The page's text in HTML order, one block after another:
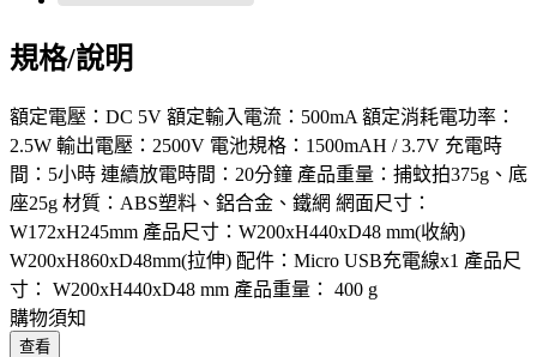
規格/說明
額定電壓：DC 5V 額定輸入電流：500mA 額定消耗電功率：
2.5W 輸出電壓：2500V 電池規格：1500mAH / 3.7V 充電時
間：5小時 連續放電時間：20分鐘 產品重量：捕蚊拍375g、底
座25g 材質：ABS塑料、鋁合金、鐵網 網面尺寸：
W172xH245mm 產品尺寸：W200xH440xD48 mm(收納)
W200xH860xD48mm(拉伸) 配件：Micro USB充電線x1 產品尺
寸： W200xH440xD48 mm 產品重量： 400 g
購物須知
查看